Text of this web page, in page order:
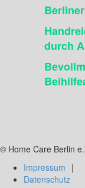
durch
© Home Care Berlin
Impressum
Datenschutz